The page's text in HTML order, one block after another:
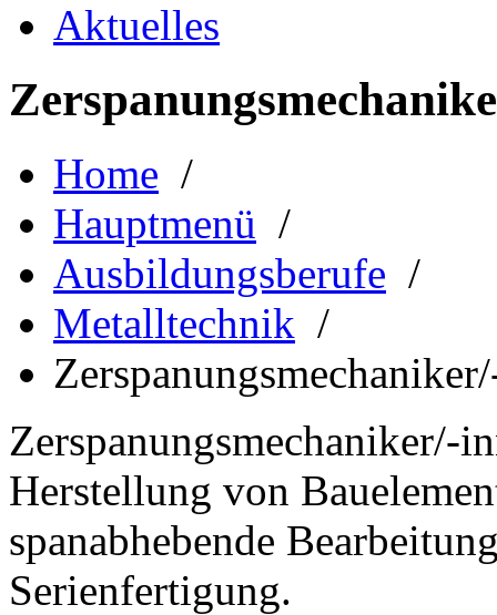
Aktuelles
Home /
Hauptmenü /
Ausbildungsberufe /
Metalltechnik /
Zerspanungsmechaniker/-
Herstellung von
spanabhebende
Serienfertigung.